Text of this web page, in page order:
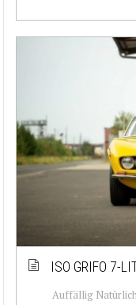
ISO GRIFO 7-
Auffällig